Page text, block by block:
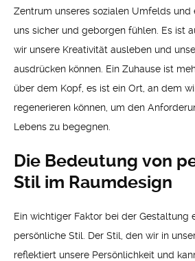
Zentrum unseres sozialen Umfelds und
uns sicher und geborgen fühlen. Es ist
wir unsere Kreativität ausleben und
ausdrücken können. Ein Zuhause ist
über dem Kopf, es ist ein Ort, an dem
regenerieren können, um den
Lebens zu begegnen.
Die Bedeutung von
Stil im Raumdesign
Ein wichtiger Faktor bei der Gestaltung
persönliche Stil. Der Stil, den wir in
reflektiert unsere Persönlichkeit und